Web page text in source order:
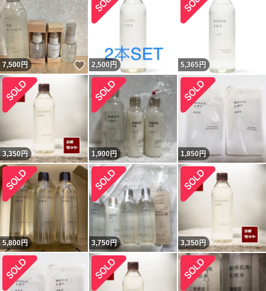
7,500円 いいね！
2,500 円 5,365円
3,350円 1,900円 1,850円
5,800円 3,750円 3,350円